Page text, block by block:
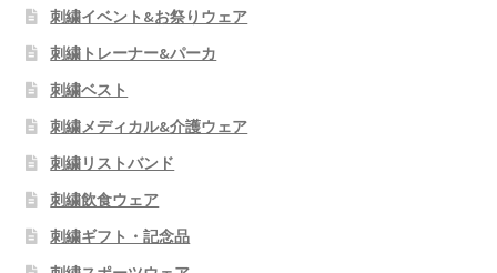
刺繍イベント&お祭りウェア
刺繍トレーナー&パーカ
刺繍ベスト
刺繍メディカル&介護ウェア
刺繍リストバンド
刺繍飲食ウェア
刺繍ギフト・記念品